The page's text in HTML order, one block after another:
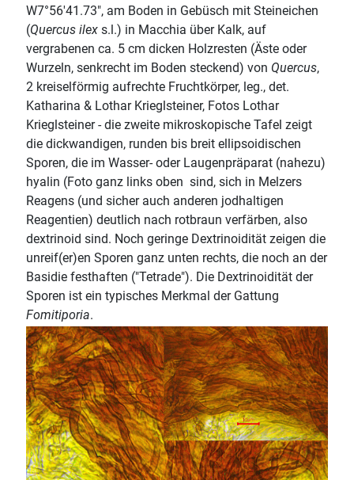
W7°56'41.73", am Boden in Gebüsch mit Steineichen
(Quercus ilex s.l.) in Macchia über Kalk, auf
vergrabenen ca. 5 cm dicken Holzresten (Äste oder
Wurzeln, senkrecht im Boden steckend) von Quercus,
2 kreiselförmig aufrechte Fruchtkörper, leg., det.
Katharina & Lothar Krieglsteiner, Fotos Lothar
Krieglsteiner - die zweite mikroskopische Tafel zeigt
die dickwandigen, runden bis breit ellipsoidischen
Sporen, die im Wasser- oder Laugenpräparat (nahezu)
hyalin (Foto ganz links oben sind, sich in Melzers
Reagens (und sicher auch anderen jodhaltigen
Reagentien) deutlich nach rotbraun verfärben, also
dextrinoid sind. Noch geringe Dextrinoidität zeigen die
unreif(er)en Sporen ganz unten rechts, die noch an der
Basidie festhaften ("Tetrade"). Die Dextrinoidität der
Sporen ist ein typisches Merkmal der Gattung
Fomitiporia.